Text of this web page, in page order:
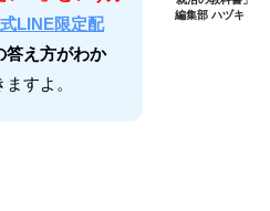
LINE限定配
答え方がわか
すよ。
編集部 ハヅキ